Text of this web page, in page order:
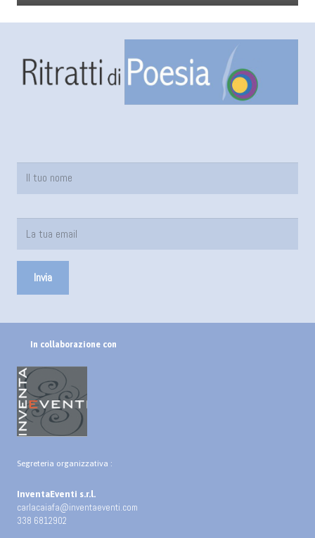
In collaborazione con
Segreteria organizzativa :
InventaEventi s.r.l.
carlacaiafa@inventaeventi.com
338 6812902